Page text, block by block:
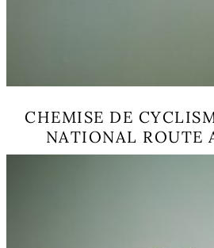
CHEMISE DE
NATIONAL ROUTE